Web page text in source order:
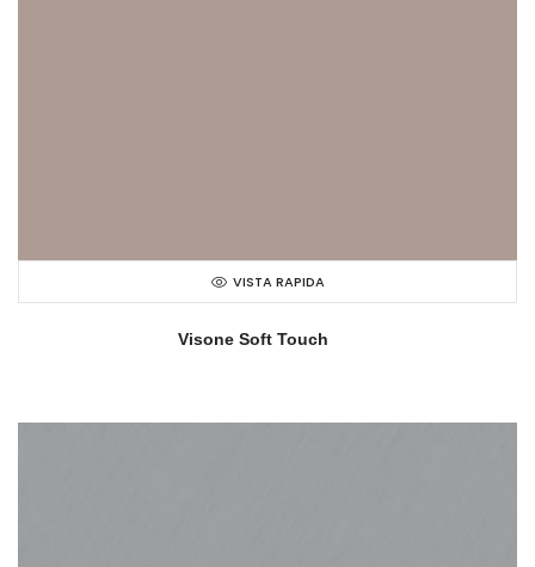
VISTA RAPIDA
Visone Soft Touch